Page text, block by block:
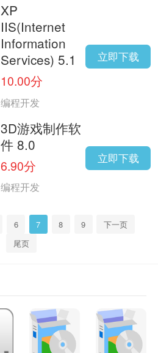
XP
IIS(Internet
Information
Services) 5.1
10.00分
编程开发
立即下载
3D游戏制作软
件 8.0
6.90分
编程开发
立即下载
6 7 8 9
下一页
尾页